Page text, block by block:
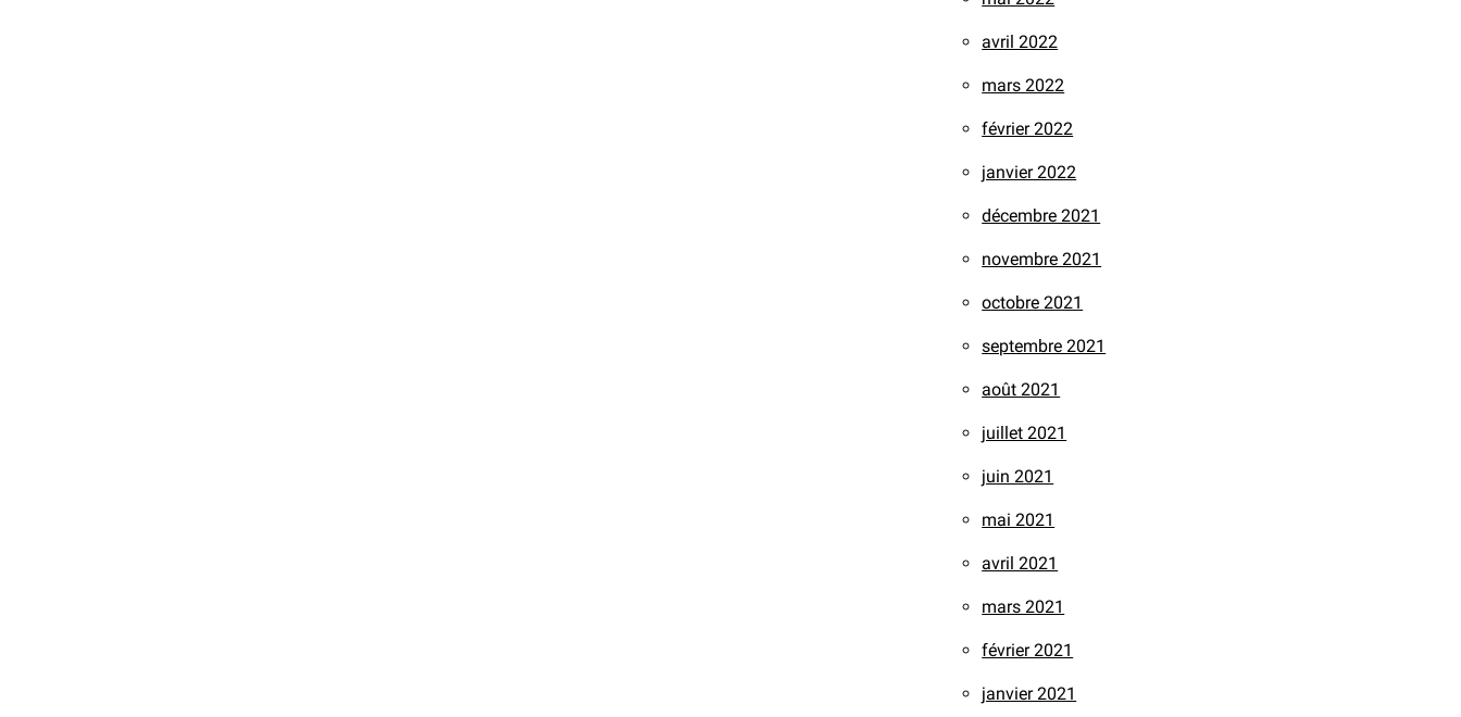
avril 2022
mars 2022
février 2022
janvier 2022
décembre 2021
novembre 2021
octobre 2021
septembre 2021
août 2021
juillet 2021
juin 2021
mai 2021
avril 2021
mars 2021
février 2021
janvier 2021